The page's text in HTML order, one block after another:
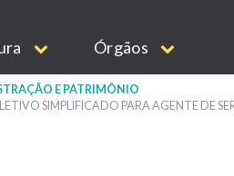
Órgãos
E PATRIMÔNIO
SIMPLIFICADO PARA AGENTE DE